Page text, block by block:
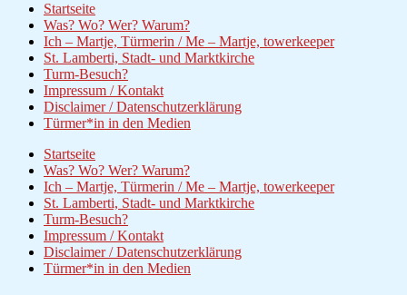
Startseite
Was? Wo? Wer? Warum?
Ich – Martje, Türmerin / Me – Martje, towerkeeper
St. Lamberti, Stadt- und Marktkirche
Turm-Besuch?
Impressum / Kontakt
Disclaimer / Datenschutzerklärung
Türmer*in in den Medien
Startseite
Was? Wo? Wer? Warum?
Ich – Martje, Türmerin / Me – Martje, towerkeeper
St. Lamberti, Stadt- und Marktkirche
Turm-Besuch?
Impressum / Kontakt
Disclaimer / Datenschutzerklärung
Türmer*in in den Medien